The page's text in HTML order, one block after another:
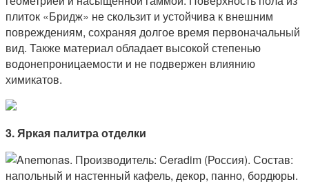
3. Яркая палитра отделки